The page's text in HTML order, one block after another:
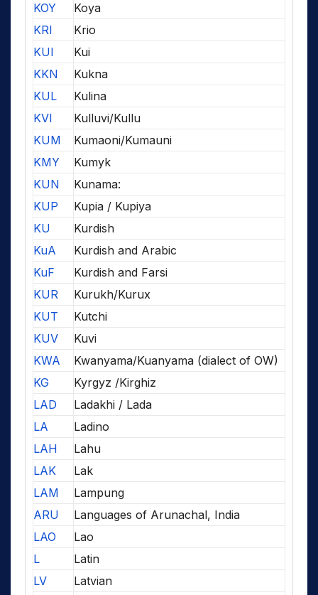
KOY
Koya
KRI
Krio
KUI
Kui
KKN
Kukna
KUL
Kulina
KVI
Kulluvi/Kullu
KUM
Kumaoni/Kumauni
KMY
Kumyk
KUN
Kunama:
KUP
Kupia / Kupiya
KU
Kurdish
KuA
Kurdish and Arabic
KuF
Kurdish and Farsi
KUR
Kurukh/Kurux
KUT
Kutchi
KUV
Kuvi
KWA
Kwanyama/Kuanyama (dialect of OW)
KG
Kyrgyz /Kirghiz
LAD
Ladakhi / Lada
LA
Ladino
LAH
Lahu
LAK
Lak
LAM
Lampung
ARU
Languages of Arunachal, India
LAO
Lao
L
Latin
LV
Latvian